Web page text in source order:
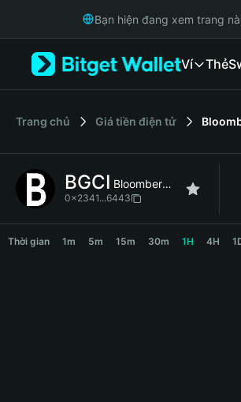
Русский
Italiano
简体中文
繁體中文
Bahasa Indonesia
Bạn hiện đang xem trang
Ví Thẻ
‌Trang chủ Giá tiền điện tử
BGCI Bloomberg Galaxy Crypto Index
0x2341...6443
BGCI Price Chart
Thời gian 1m 5m 15m 30m 1H 4H